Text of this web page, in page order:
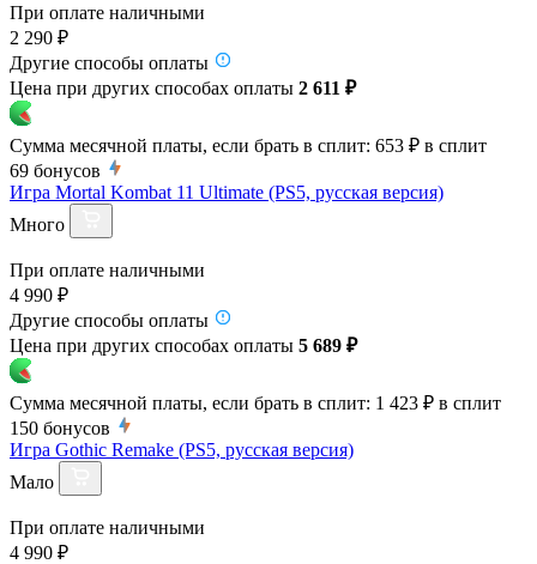
При оплате наличными
2 290 ₽
Другие способы оплаты
Цена при других способах оплаты 2 611 ₽
Сумма месячной платы, если брать в сплит: 653 ₽ в сплит
69 бонусов
Игра Mortal Kombat 11 Ultimate (PS5, русская версия)
Много
При оплате наличными
4 990 ₽
Другие способы оплаты
Цена при других способах оплаты 5 689 ₽
Сумма месячной платы, если брать в сплит: 1 423 ₽ в сплит
150 бонусов
Игра Gothic Remake (PS5, русская версия)
Мало
При оплате наличными
4 990 ₽